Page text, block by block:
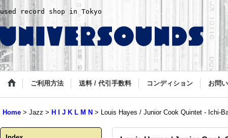
used record shop in Tokyo
ご利用方法 送料 / 代引手数料 コンディション お問
Home > Jazz > H I J K L M N > Louis Hayes / Junior Cook Quintet - Ichi-